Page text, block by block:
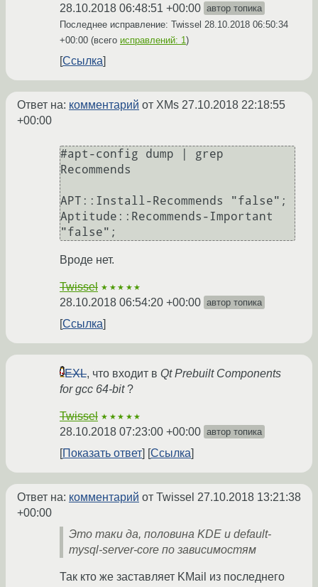
28.10.2018 06:48:51 +00:00 автор топика
Последнее исправление: Twissel 28.10.2018 06:50:34
+00:00 (всего исправлений: 1)
Ссылка
Ответ на: комментарий от XMs 27.10.2018 22:18:55
+00:00
#apt-config dump | grep
Recommends
APT::Install-Recommends "false";
Aptitude::Recommends-Important
Вроде нет.
Twissel ★★★★★
28.10.2018 06:54:20 +00:00 автор топика
Ссылка
EXL, что входит в Qt Prebuilt Components
for gcc 64-bit?
Twissel ★★★★★
28.10.2018 07:23:00 +00:00 автор топика
Показать ответ Ссылка
Ответ на: комментарий от Twissel 27.10.2018 13:21:38
+00:00
Это таки да, половина KDE и default-
mysql-server-core по зависимостям
Так кто же заставляет KMail из последнего